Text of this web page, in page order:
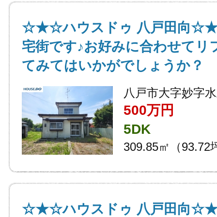
☆★☆ハウスドゥ 八戸田向
宅街です♪お好みに合わせてリ
てみてはいかがでしょうか？
八戸市大字妙字
500万円
5DK
309.85㎡（93.72
☆★☆ハウスドゥ 八戸田向